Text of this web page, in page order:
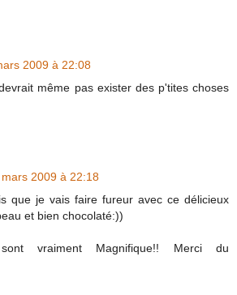
2009 à 22:08
même pas exister des p'tites choses
mars 2009 à 22:18
que je vais faire fureur avec ce délicieux
et bien chocolaté:))
vraiment Magnifique!! Merci du